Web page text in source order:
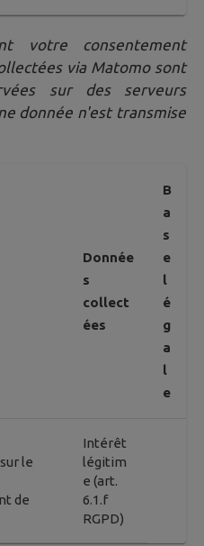
votre consentement
via Matomo sont
sur des serveurs
donnée n'est transmise
Donnée
s
collect
ées
B
a
s
e
l
é
g
a
l
e
le
de
Intérêt
légitim
e (art.
6.1.f
RGPD)